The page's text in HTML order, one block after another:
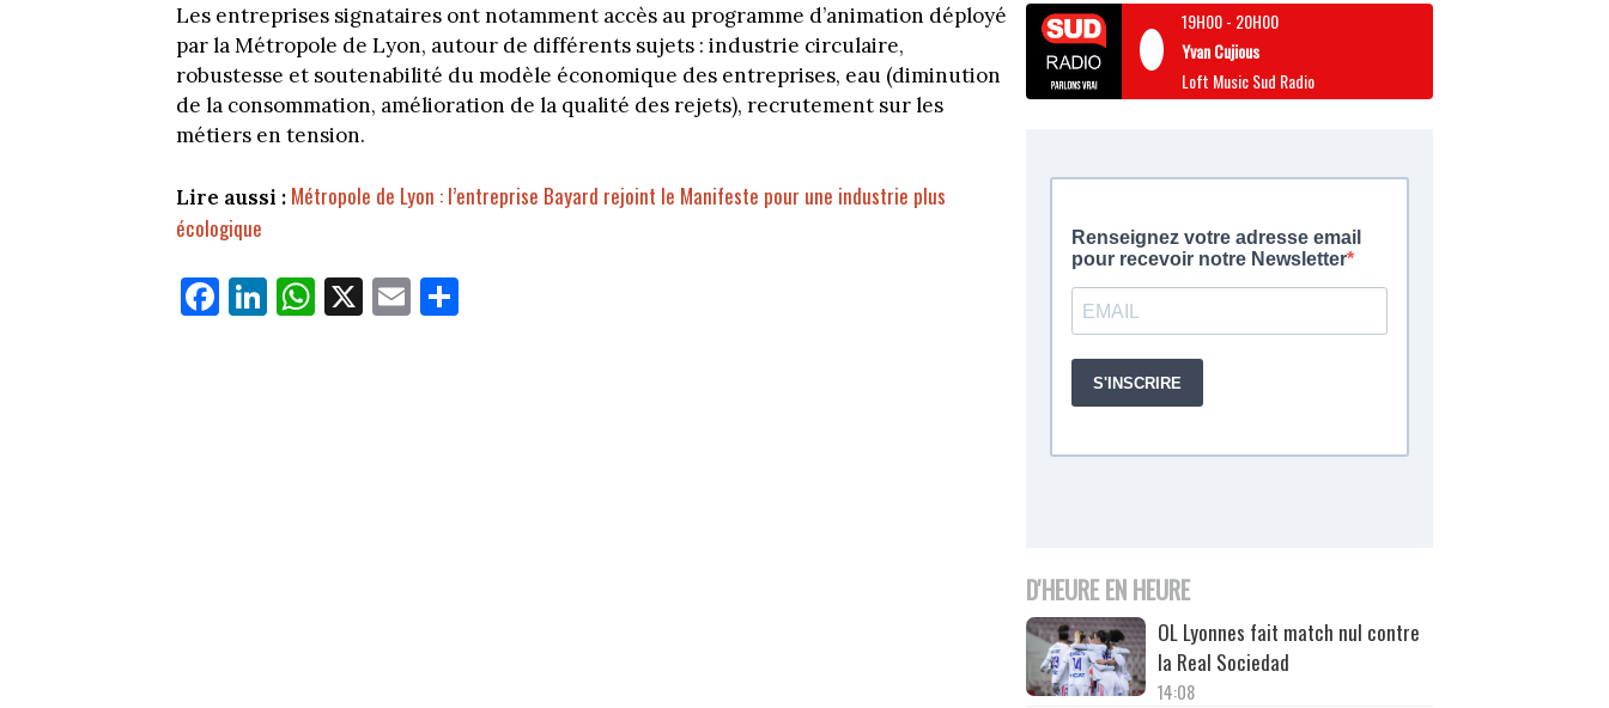
Les entreprises signataires ont notamment accès au programme d’animation déployé
par la Métropole de Lyon, autour de différents sujets : industrie circulaire,
robustesse et soutenabilité du modèle économique des entreprises, eau (diminution
de la consommation, amélioration de la qualité des rejets), recrutement sur les
métiers en tension.
Lire aussi : Métropole de Lyon : l’entreprise Bayard rejoint le Manifeste pour une industrie plus
écologique
Fa
ce
Li
nk
W
ha
X E
m
19H00- 20H00
Yvan Cujious
Loft Music Sud Radio
D'HEURE EN HEURE
OL Lyonnes fait match nul contre
la Real Sociedad
14:08